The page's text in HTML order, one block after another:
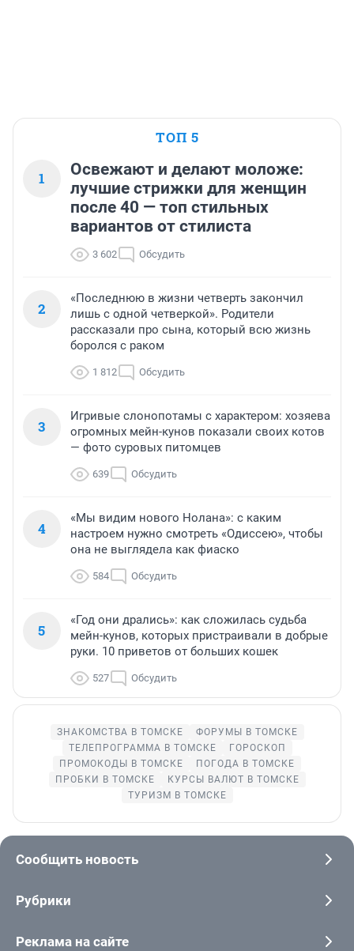
ТОП 5
1
Освежают и делают моложе:
лучшие стрижки для женщин
после 40 — топ стильных
вариантов от стилиста
3 602 Обсудить
2
«Последнюю в жизни четверть закончил
лишь с одной четверкой». Родители
рассказали про сына, который всю жизнь
боролся с раком
1 812 Обсудить
3
Игривые слонопотамы с характером: хозяева
огромных мейн-кунов показали своих котов
— фото суровых питомцев
639 Обсудить
4
«Мы видим нового Нолана»: с каким
настроем нужно смотреть «Одиссею», чтобы
она не выглядела как фиаско
584 Обсудить
5
«Год они дрались»: как сложилась судьба
мейн-кунов, которых пристраивали в добрые
руки. 10 приветов от больших кошек
527 Обсудить
ЗНАКОМСТВА В ТОМСКЕ
ФОРУМЫ В ТОМСКЕ
ТЕЛЕПРОГРАММА В ТОМСКЕ
ГОРОСКОП
ПРОМОКОДЫ В ТОМСКЕ
ПОГОДА В ТОМСКЕ
ПРОБКИ В ТОМСКЕ
КУРСЫ ВАЛЮТ В ТОМСКЕ
ТУРИЗМ В ТОМСКЕ
Сообщить новость
Рубрики
Реклама на сайте